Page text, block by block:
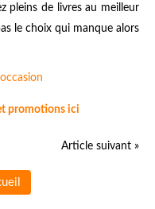
pleins de livres au meilleur
le choix qui manque alors
promotions ici
Article suivant »